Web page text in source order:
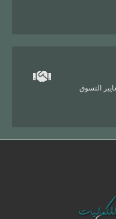
التسوق